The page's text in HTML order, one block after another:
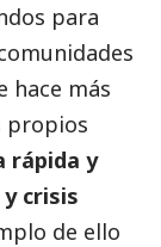
para
hace más
propios
rápida y
crisis
de ello